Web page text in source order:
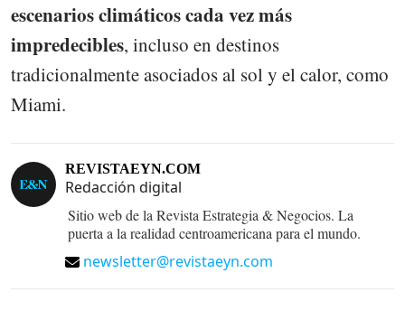
escenarios climáticos cada vez más
impredecibles, incluso en destinos
tradicionalmente asociados al sol y el calor, como
Miami.
REVISTAEYN.COM
Redacción digital
Sitio web de la Revista Estrategia & Negocios. La
puerta a la realidad centroamericana para el mundo.
newsletter@revistaeyn.com